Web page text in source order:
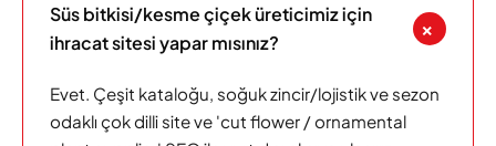
Süs bitkisi/kesme çiçek üreticimiz için
ihracat sitesi yapar mısınız?
+
Evet. Çeşit kataloğu, soğuk zincir/lojistik ve sezon
odaklı çok dilli site ve 'cut flower / ornamental